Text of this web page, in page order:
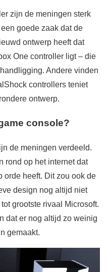
zijn de meningen sterk
goede zaak dat de
ontwerp heeft dat
One controller ligt – die
Andere vinden
controllers teniet
ontwerp.
console?
de meningen verdeeld.
rond op het internet dat
orde heeft. Dit zou ook de
design nog altijd niet
grootste rivaal Microsoft.
dat er nog altijd zo weinig
gemaakt.